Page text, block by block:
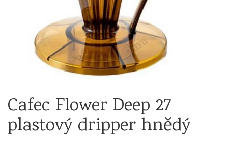
Cafec Flower Deep 27
plastový dripper hnědý